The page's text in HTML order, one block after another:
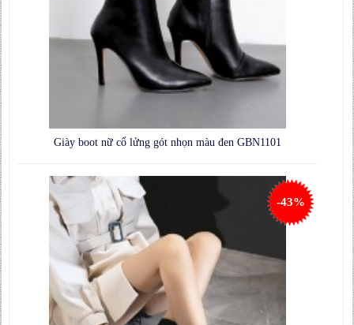
Giày boot nữ cổ lửng gót nhọn màu đen GBN1101
-43%